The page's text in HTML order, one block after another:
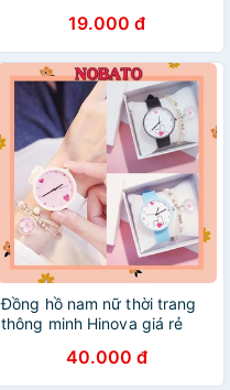
19.000 đ
Đồng hồ nam nữ thời trang
thông minh Hinova giá rẻ
40.000 đ